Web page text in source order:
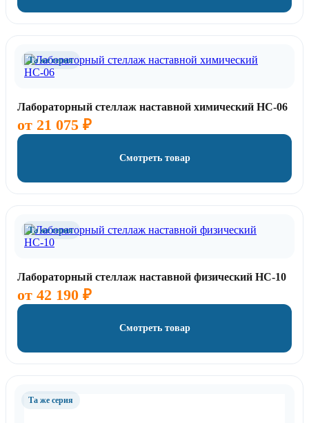
Та же серия
Лабораторный стеллаж наставной химический НС-06
от 21 075 ₽
Смотреть товар
Та же серия
Лабораторный стеллаж наставной физический НС-10
от 42 190 ₽
Смотреть товар
Та же серия